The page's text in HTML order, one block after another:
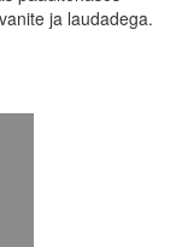
ja laudadega.